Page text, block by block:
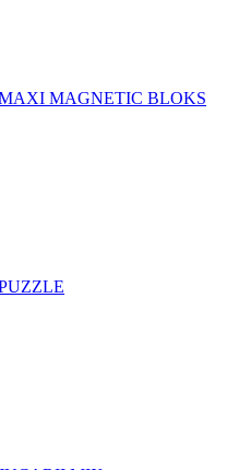
MAGNETIC BLOKS